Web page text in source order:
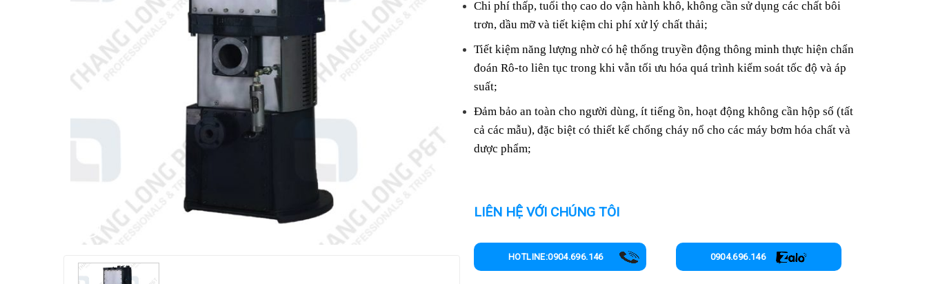
Chi phí thấp, tuổi thọ cao do vận hành khô, không cần sử dụng các chất bôi
trơn, dầu mỡ và tiết kiệm chi phí xử lý chất thải;
Tiết kiệm năng lượng nhờ có hệ thống truyền động thông minh thực hiện chẩn
đoán Rô-to liên tục trong khi vẫn tối ưu hóa quá trình kiểm soát tốc độ và áp
suất;
Đảm bảo an toàn cho người dùng, ít tiếng ồn, hoạt động không cần hộp số (tất
cả các mẫu), đặc biệt có thiết kế chống cháy nổ cho các máy bơm hóa chất và
dược phẩm;
LIÊN HỆ VỚI CHÚNG TÔI
HOTLINE:0904.696.146 0904.696.146